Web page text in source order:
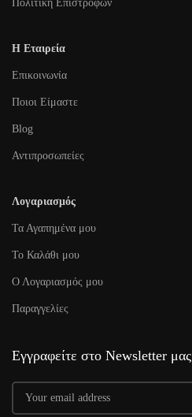
Πολιτική Επιστροφών
Η Εταιρεία
Επικοινωνία
Ποιοι Είμαστε
Blog
Αντιπροσωπείες
Λογαριασμός
Τα Αγαπημένα μου
To Καλάθι μου
Ο Λογαριασμός μου
Παραγγελίες
Εγγραφείτε στο Newsletter μας